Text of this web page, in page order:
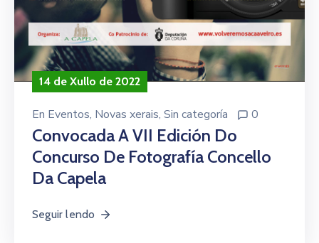
14 de Xullo de 2022
En Eventos‚ Novas xerais‚ Sin categoría 0
Convocada A VII Edición Do
Concurso De Fotografía Concello
Da Capela
Seguir lendo